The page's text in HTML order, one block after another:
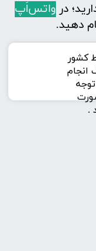
کشور
انجام
.
در واتس‌اَپ